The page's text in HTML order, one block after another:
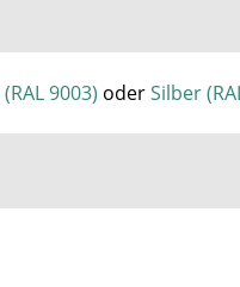
9003) oderSilber